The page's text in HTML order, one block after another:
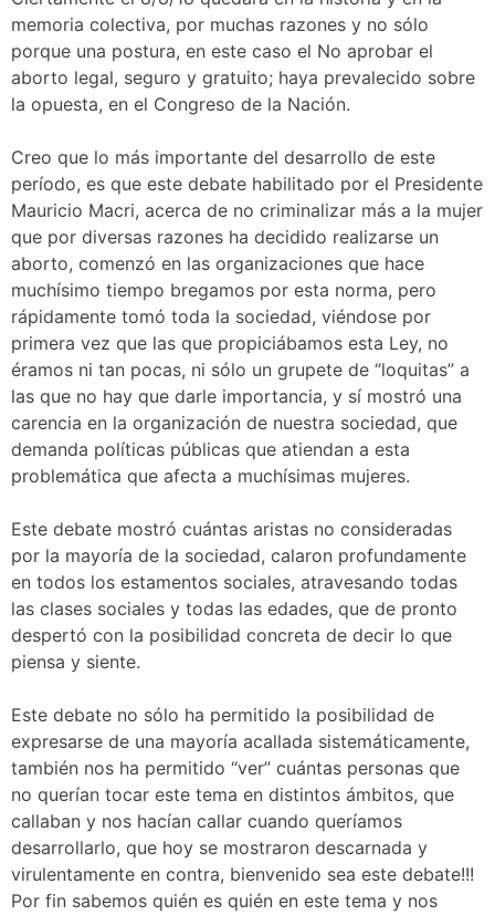
memoria colectiva, por muchas razones y no sólo
porque una postura, en este caso el No aprobar el
aborto legal, seguro y gratuito; haya prevalecido sobre
la opuesta, en el Congreso de la Nación.
Creo que lo más importante del desarrollo de este
período, es que este debate habilitado por el Presidente
Mauricio Macri, acerca de no criminalizar más a la mujer
que por diversas razones ha decidido realizarse un
aborto, comenzó en las organizaciones que hace
muchísimo tiempo bregamos por esta norma, pero
rápidamente tomó toda la sociedad, viéndose por
primera vez que las que propiciábamos esta Ley, no
éramos ni tan pocas, ni sólo un grupete de “loquitas” a
las que no hay que darle importancia, y sí mostró una
carencia en la organización de nuestra sociedad, que
demanda políticas públicas que atiendan a esta
problemática que afecta a muchísimas mujeres.
Este debate mostró cuántas aristas no consideradas
por la mayoría de la sociedad, calaron profundamente
en todos los estamentos sociales, atravesando todas
las clases sociales y todas las edades, que de pronto
despertó con la posibilidad concreta de decir lo que
piensa y siente.
Este debate no sólo ha permitido la posibilidad de
expresarse de una mayoría acallada sistemáticamente,
también nos ha permitido “ver” cuántas personas que
no querían tocar este tema en distintos ámbitos, que
callaban y nos hacían callar cuando queríamos
desarrollarlo, que hoy se mostraron descarnada y
virulentamente en contra, bienvenido sea este debate!!!
Por fin sabemos quién es quién en este tema y nos